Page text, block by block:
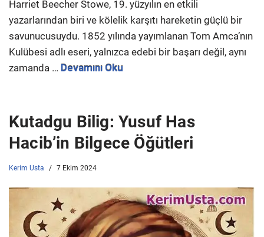
Harriet Beecher Stowe, 19. yüzyılın en etkili
yazarlarından biri ve kölelik karşıtı hareketin güçlü bir
savunucusuydu. 1852 yılında yayımlanan Tom Amca’nın
Kulübesi adlı eseri, yalnızca edebi bir başarı değil, aynı
zamanda … Devamını Oku
Kutadgu Bilig: Yusuf Has
Hacib’in Bilgece Öğütleri
Kerim Usta 7 Ekim 2024